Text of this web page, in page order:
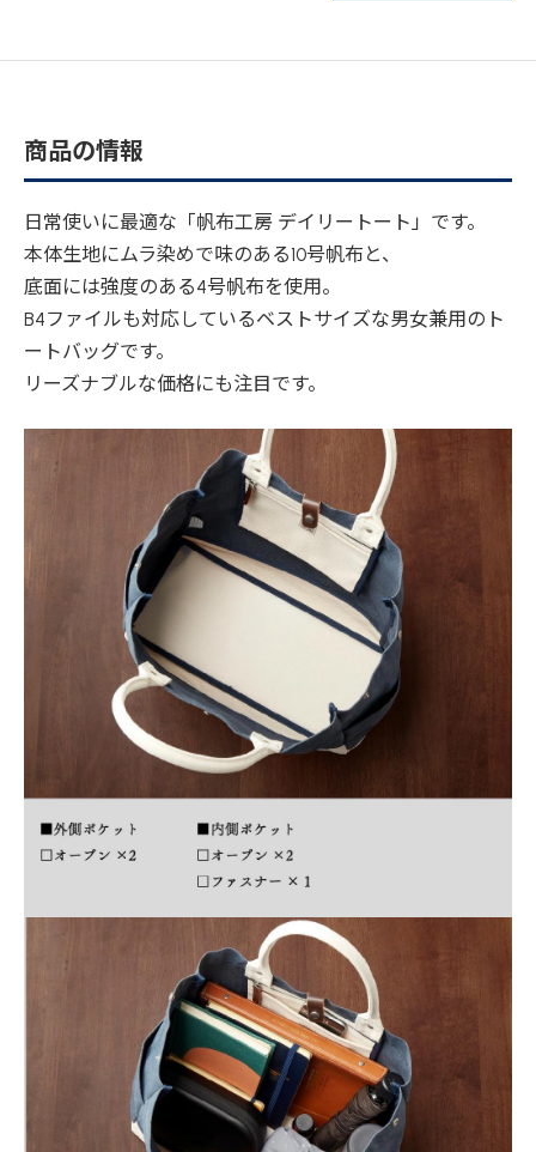
商品の情報
日常使いに最適な「帆布工房 デイリートート」です。
本体生地にムラ染めで味のある10号帆布と、
底面には強度のある4号帆布を使用。
B4ファイルも対応しているベストサイズな男女兼用のト
ートバッグです。
リーズナブルな価格にも注目です。